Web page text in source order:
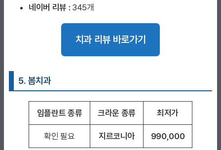
네이버 리뷰 : 345개
치과 리뷰 바로가기
5. 봄치과
임플란트 종류 크라운 종류 최저가
확인 필요 지르코니아 990,000